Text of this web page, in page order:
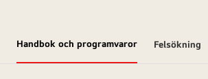
Handbok och programvaror Felsökning